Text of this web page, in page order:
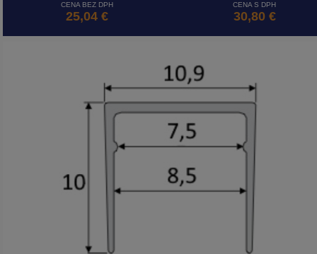
CENA BEZ DPH
25,04 €
CENA S DPH
30,80 €